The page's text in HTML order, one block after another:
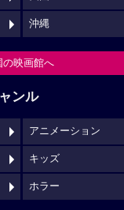
沖縄
の映画館へ
ンル
アニメーション
キッズ
ホラー